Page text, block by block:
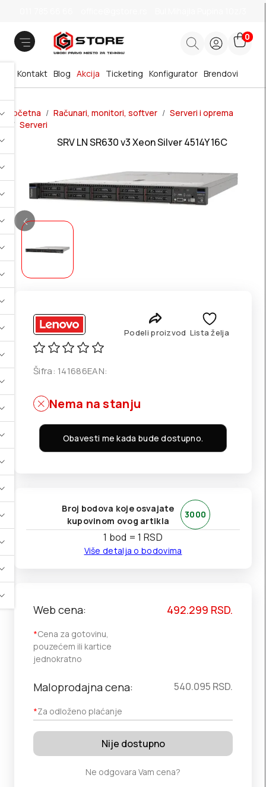
0
Brendovi
Blog Akcija
Kontakt Ticketing Konfigurator
Početna Računari, monitori, softver
Serveri i oprema
Serveri
SRV LN SR630 v3 Xeon Silver 4514Y 16C
Podeli proizvod Lista želja
Šifra: 141686EAN:
Nema na stanju
Obavesti me kada bude dostupno.
Broj bodova koje osvajate
kupovinom ovog artikla
3000
1 bod = 1 RSD
Više detalja o bodovima
Web cena:
*Cena za gotovinu,
pouzećem ili kartice
jednokratno
492.299 RSD.
Maloprodajna cena:
*Za odloženo plaćanje
540.095 RSD.
Nije dostupno
Ne odgovara Vam cena?